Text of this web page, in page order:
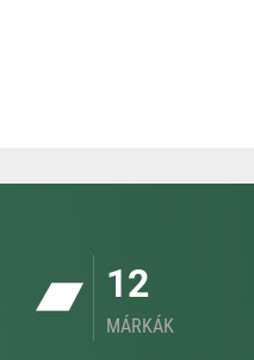
12
MÁRKÁK